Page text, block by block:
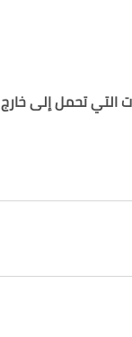
التي تحمل إلى خارج